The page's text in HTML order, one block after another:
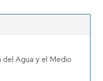
Agua y el Medio